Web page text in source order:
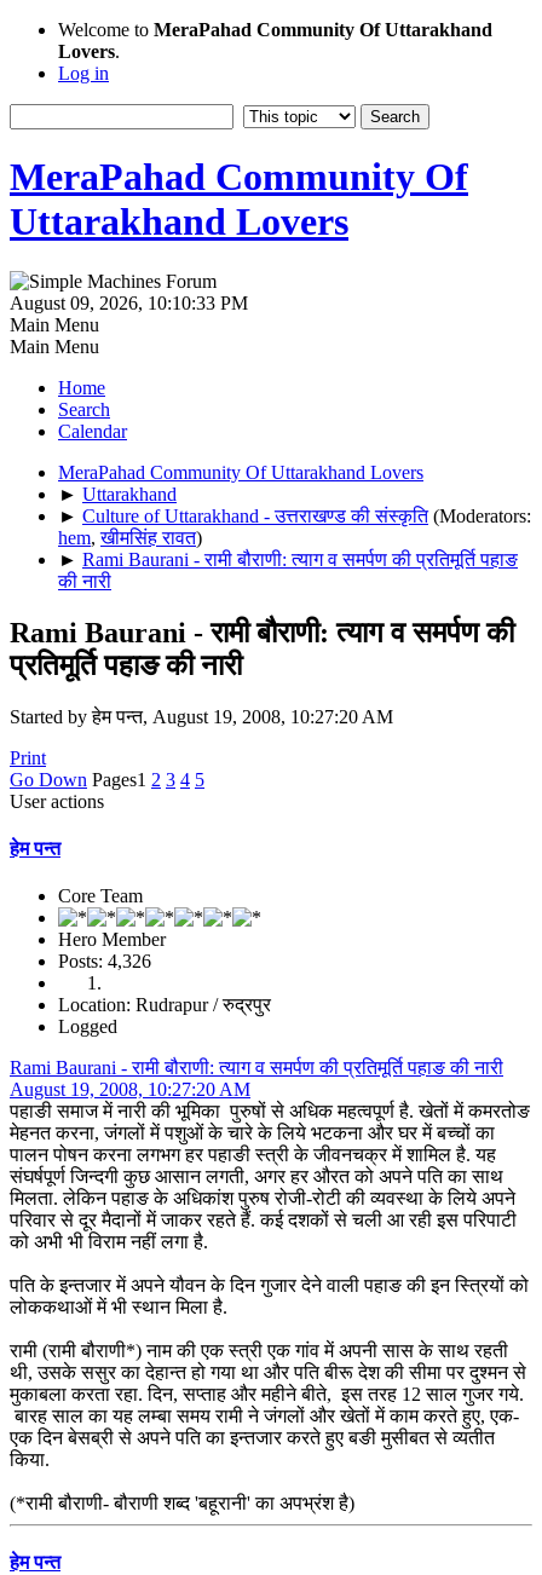
Welcome to MeraPahad Community Of Uttarakhand
Lovers.
Log in
MeraPahad Community Of
Uttarakhand Lovers
August 09, 2026, 10:10:33 PM
Main Menu
Main Menu
Home
Search
Calendar
MeraPahad Community Of Uttarakhand Lovers
► Uttarakhand
► Culture of Uttarakhand - उत्तराखण्ड की संस्कृति (Moderators:
hem,खीमसिंह रावत)
► Rami Baurani - रामी बौराणी: त्याग व समर्पण की प्रतिमूर्ति पहाङ
की नारी
Rami Baurani - रामी बौराणी: त्याग व समर्पण की
प्रतिमूर्ति पहाङ की नारी
Started by हेम पन्त, August 19, 2008, 10:27:20 AM
Print
Go Down Pages1 2 3 4 5
User actions
हेम पन्त
Core Team
Hero Member
Posts: 4,326
Location: Rudrapur / रुद्रपुर
Logged
Rami Baurani - रामी बौराणी: त्याग व समर्पण की प्रतिमूर्ति पहाङ की नारी
August 19, 2008, 10:27:20 AM
पहाङी समाज में नारी की भूमिका पुरुषों से अधिक महत्वपूर्ण है. खेतों में कमरतोङ
मेहनत करना, जंगलों में पशुओं के चारे के लिये भटकना और घर में बच्चों का
पालन पोषन करना लगभग हर पहाङी स्त्री के जीवनचक्र में शामिल है. यह
संघर्षपूर्ण जिन्दगी कुछ आसान लगती, अगर हर औरत को अपने पति का साथ
मिलता. लेकिन पहाङ के अधिकांश पुरुष रोजी-रोटी की व्यवस्था के लिये अपने
परिवार से दूर मैदानों में जाकर रहते हैं. कई दशकों से चली आ रही इस परिपाटी
को अभी भी विराम नहीं लगा है.
पति के इन्तजार में अपने यौवन के दिन गुजार देने वाली पहाङ की इन स्त्रियों को
लोककथाओं में भी स्थान मिला है.
रामी (रामी बौराणी*) नाम की एक स्त्री एक गांव में अपनी सास के साथ रहती
थी, उसके ससुर का देहान्त हो गया था और पति बीरू देश की सीमा पर दुश्मन से
मुकाबला करता रहा. दिन, सप्ताह और महीने बीते, इस तरह 12 साल गुजर गये.
बारह साल का यह लम्बा समय रामी ने जंगलों और खेतों में काम करते हुए, एक-
एक दिन बेसब्री से अपने पति का इन्तजार करते हुए बङी मुसीबत से व्यतीत
किया.
(*रामी बौराणी- बौराणी शब्द 'बहूरानी' का अपभ्रंश है)
हेम पन्त